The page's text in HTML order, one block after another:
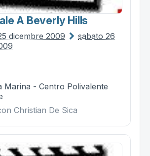
A Beverly Hills
dicembre 2009
sabato 26
Marina - Centro Polivalente
Christian De Sica